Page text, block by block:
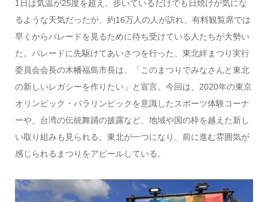
1日は気温が25度を超え、歩いているだけでも日焼けが気にな
るような天気だったが、約16万人の人が訪れ、有料観覧席では
早くからパレードを見るために待ち受けている人たちが大勢い
た。パレードに先駆けてあいさつを行った、東北絆まつり実行
委員会会長の木幡福島市長は、「このまつりでみなさんと東北
の新しいレガシーを作りたい」と宣言。今回は、2020年の東京
オリンピック・パラリンピックを意識したスポーツ体験コーナ
ーや、台湾の伝統舞踊の披露など、地域や国の枠を越えた新し
い取り組みも見られる。東北が一つになり、前に進む雰囲気が
感じられるまつりをアピールしている。